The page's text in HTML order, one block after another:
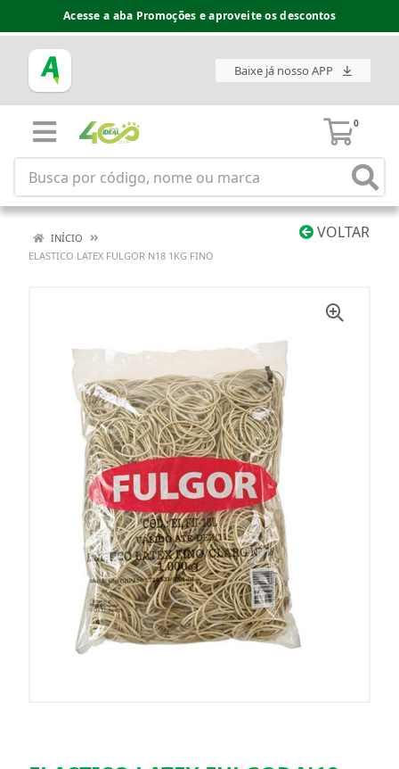
Acesse a aba Promoções e aproveite os descontos
Baixe já nosso APP
0
VOLTAR
INÍCIO
ELASTICO LATEX FULGOR N18 1KG FINO